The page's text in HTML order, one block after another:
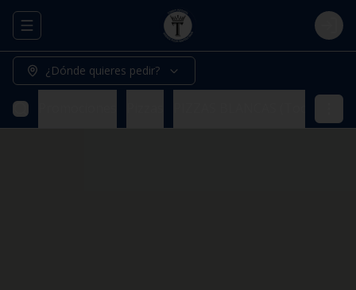
Abrir menu de navegación Login
¿Dónde quieres pedir?